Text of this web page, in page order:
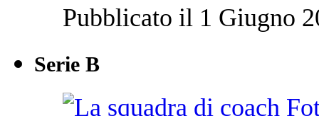
Pubblicato il 1 Giugno
Serie B